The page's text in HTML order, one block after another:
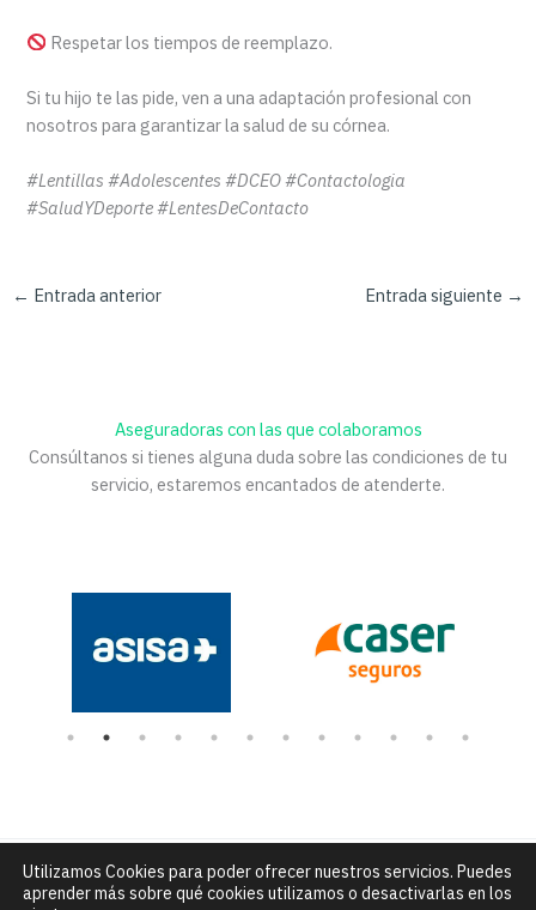
Respetar los tiempos de reemplazo.
Si tu hijo te las pide, ven a una adaptación profesional con
nosotros para garantizar la salud de su córnea.
#Lentillas #Adolescentes #DCEO #Contactologia
#SaludYDeporte #LentesDeContacto
← Entrada anterior Entrada siguiente →
Aseguradoras con las que colaboramos
Consúltanos si tienes alguna duda sobre las condiciones de tu
servicio, estaremos encantados de atenderte.
Número de Rexistro Sanitario: C-15-004432 |C/ Alfredo Brañas
núm. 7 - Santiago de Compostela |info@clinicadceo.com| Tfn: 881
Utilizamos Cookies para poder ofrecer nuestros servicios. Puedes
aprender más sobre qué cookies utilizamos o desactivarlas en los